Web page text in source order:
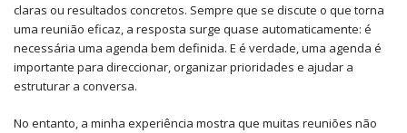
claras ou resultados concretos. Sempre que se discute o que torna
uma reunião eficaz, a resposta surge quase automaticamente: é
necessária uma agenda bem definida. E é verdade, uma agenda é
importante para direccionar, organizar prioridades e ajudar a
estruturar a conversa.
No entanto, a minha experiência mostra que muitas reuniões não